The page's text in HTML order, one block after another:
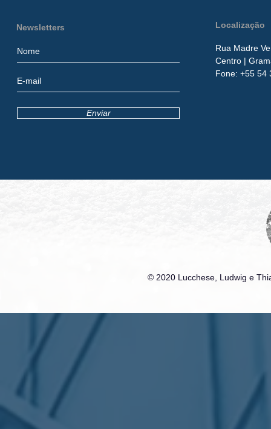
Enviar
Newsletters Localização
Rua Madre
Centro |
​Fone: +55 54
© 2020 Lucchese, Ludwig e